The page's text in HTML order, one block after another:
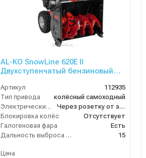
AL-KO SnowLine 620E II
Двухступенчатый бензиновый
Артикул
112935
Тип привода
колёсный самоходный
Электрический стартер
Через розетку от электросети
Блокировка колёс
Отсутствует
Галогеновая фара
Есть
Дальность выброса снега (м)
15
Цена